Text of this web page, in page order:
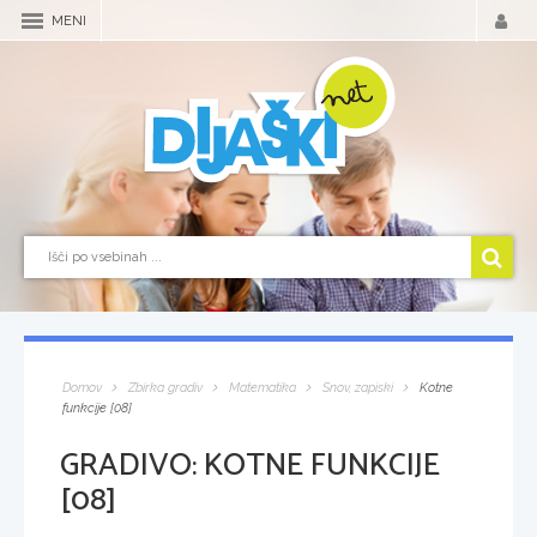
MENI
Domov Zbirka gradiv Matematika Snov, zapiski
Kotne
funkcije [08]
GRADIVO:KOTNE FUNKCIJE
[08]